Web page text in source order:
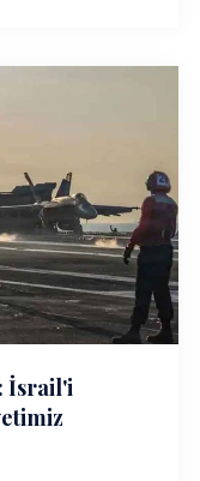
İsrail'i